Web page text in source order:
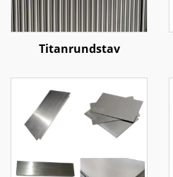
Titanrundstav